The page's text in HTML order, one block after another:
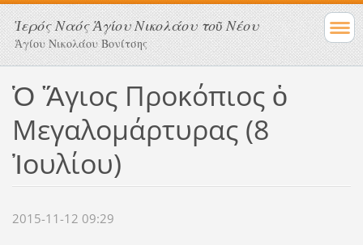
Ἱερός Ναός Ἁγίου Νικολάου τοῦ Νέου
Ἁγίου Νικολάου Βονίτσης
Ὁ Ἅγιος Προκόπιος ὁ
Μεγαλομάρτυρας (8
Ἰουλίου)
2015-11-12 09:29